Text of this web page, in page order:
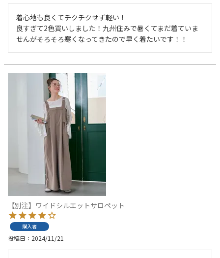
着心地も良くてチクチクせず軽い！
良すぎて2色買いしました！九州住みで暑くてまだ着ていま
せんがそろそろ寒くなってきたので早く着たいです！！
【別注】ワイドシルエットサロペット
購入者
投稿日 2024/11/21